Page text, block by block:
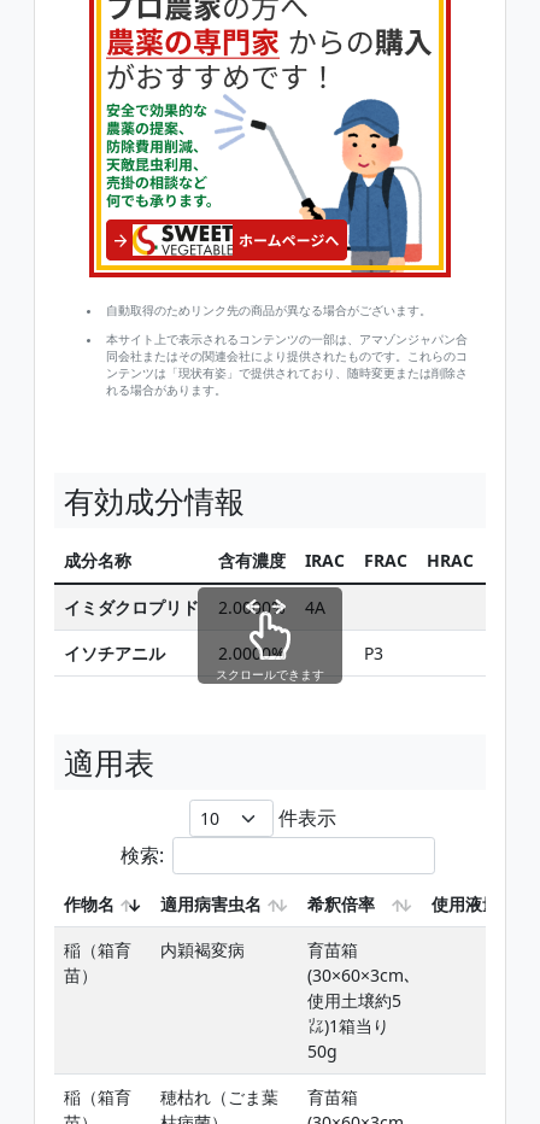
自動取得のためリンク先の商品が異なる場合がございます。
本サイト上で表示されるコンテンツの一部は、アマゾンジャパン合
同会社またはその関連会社により提供されたものです。これらのコ
ンテンツは「現状有姿」で提供されており、随時変更または削除さ
れる場合があります。
有効成分情報
成分名称 含有濃度 IRAC FRAC HRAC
イミダクロプリド 2.0000%
4A
イソチアニル
2.0000% P3
スクロールできます
適用表
件表示
検索:
作物名 適用病害虫名 希釈倍率
使用液量
稲（箱育
苗）
内穎褐変病
育苗箱
(30×60×3cm､
使用土壌約5
㍑)1箱当り
50g
稲（箱育
穂枯れ（ごま葉
育苗箱